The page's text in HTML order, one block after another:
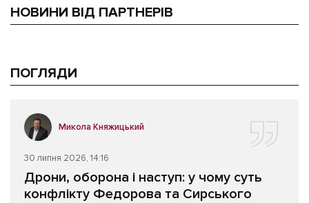
НОВИНИ ВІД ПАРТНЕРІВ
ПОГЛЯДИ
Микола Княжицький
30 липня 2026, 14:16
Дрони, оборона і наступ: у чому суть
конфлікту Федорова та Сирського